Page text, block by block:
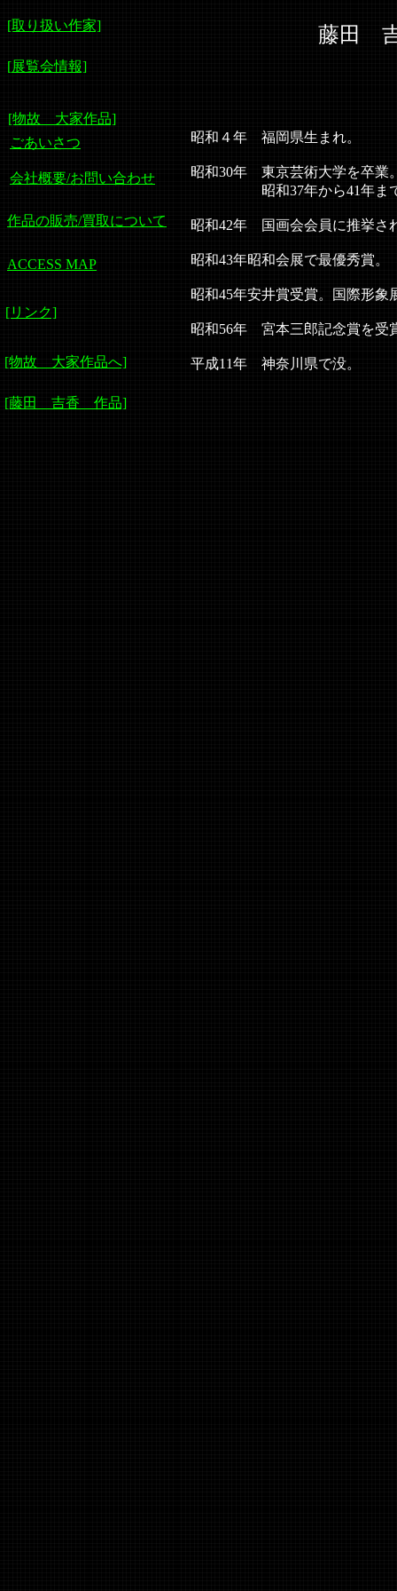
藤田 吉香（
昭和４年 福岡県生まれ。
昭和30年 東京芸術大学を卒業
昭和37年から41年までス
昭和42年 国画会会員に推挙さ
昭和43年昭和会展で最優秀賞。
昭和45年安井賞受賞。国際形
昭和56年 宮本三郎記念賞を受
平成11年 神奈川県で没。
[藤田 吉香 作品]
[物故 大家作品へ]
ごあいさつ
[物故 大家作品]
[取り扱い作家]
作品の販売/買取について
[リンク]
ACCESS MAP
会社概要/お問い合わせ
[展覧会情報]